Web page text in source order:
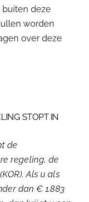
buiten deze
worden
over deze
STOPT IN
de
regeling, de
Als u als
dan € 1.883